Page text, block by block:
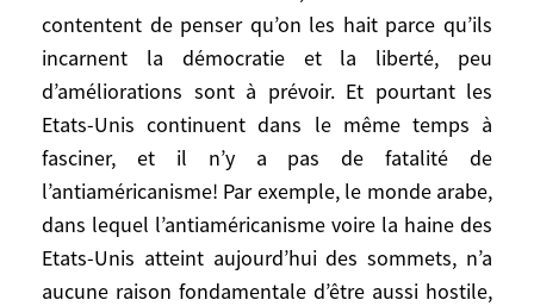
contentent de penser qu’on les hait parce qu’ils
incarnent la démocratie et la liberté, peu
d’améliorations sont à prévoir. Et pourtant les
Etats-Unis continuent dans le même temps à
fasciner, et il n’y a pas de fatalité de
l’antiaméricanisme! Par exemple, le monde arabe,
dans lequel l’antiaméricanisme voire la haine des
Etats-Unis atteint aujourd’hui des sommets, n’a
aucune raison fondamentale d’être aussi hostile,
systématique doit être combattu pays par
pays par les responsables et les élites
comme toutes les généralisations
imbéciles et les racismes. Mais en fait la
vigueur, ou le déclin, de l’antiaméricanisme
dans les années qui viennent, dépendront
plus encore de la façon dont les Etats-Unis
feront usage de leur «hyperpuissance» et
de ce qu’ils diront au reste du monde. Si
l’antiaméricanisme est purement et